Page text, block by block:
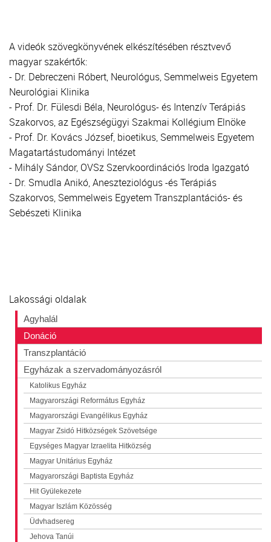
A videók szövegkönyvének elkészítésében résztvevő
magyar szakértők:
- Dr. Debreczeni Róbert, Neurológus, Semmelweis Egyetem
Neurológiai Klinika
- Prof. Dr. Fülesdi Béla, Neurológus- és Intenzív Terápiás
Szakorvos, az Egészségügyi Szakmai Kollégium Elnöke
- Prof. Dr. Kovács József, bioetikus, Semmelweis Egyetem
Magatartástudományi Intézet
- Mihály Sándor, OVSz Szervkoordinációs Iroda Igazgató
- Dr. Smudla Anikó, Aneszteziológus -és Terápiás
Szakorvos, Semmelweis Egyetem Transzplantációs- és
Sebészeti Klinika
Lakossági oldalak
Agyhalál
Donáció
Transzplantáció
Egyházak a szervadományozásról
Katolikus Egyház
Magyarországi Református Egyház
Magyarországi Evangélikus Egyház
Magyar Zsidó Hitközségek Szövetsége
Egységes Magyar Izraelita Hitközség
Magyar Unitárius Egyház
Magyarországi Baptista Egyház
Hit Gyülekezete
Magyar Iszlám Közösség
Üdvhadsereg
Jehova Tanúi